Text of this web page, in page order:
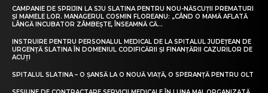
CAMPANIE DE SPRIJIN LA SJU SLATINA PENTRU NOU-NĂSCUȚII PREMATURI
ȘI MAMELE LOR. MANAGERUL COSMIN FLOREANU: „CÂND O MAMĂ AFLATĂ
LÂNGĂ INCUBATOR ZÂMBEȘTE, ÎNSEAMNĂ CĂ...
INSTRUIRE PENTRU PERSONALUL MEDICAL DE LA SPITALUL JUDEȚEAN DE
URGENȚĂ SLATINA ÎN DOMENIUL CODIFICĂRII ȘI FINANȚĂRII CAZURILOR DE
ACUȚI
SPITALUL SLATINA – O ȘANSĂ LA O NOUĂ VIAȚĂ, O SPERANȚĂ PENTRU OLT